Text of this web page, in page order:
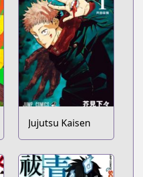
Jujutsu Kaisen